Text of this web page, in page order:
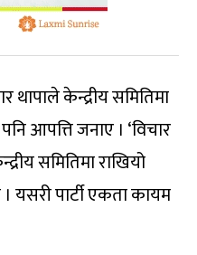
केन्द्रीय समितिमा
आपत्ति जनाए । ‘विचार
समितिमा राखियो
यसरी पार्टी एकता कायम